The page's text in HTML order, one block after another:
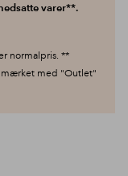
varer**.
normalpris. **
med "Outlet"